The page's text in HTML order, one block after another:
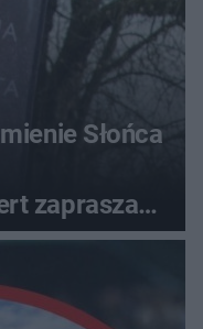
Słońca
zaprasza